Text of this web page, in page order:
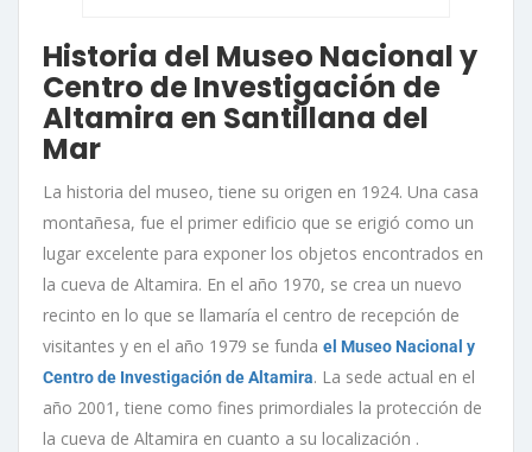
Historia del Museo Nacional y
Centro de Investigación de
Altamira en Santillana del
Mar
La historia del museo, tiene su origen en 1924. Una casa
montañesa, fue el primer edificio que se erigió como un
lugar excelente para exponer los objetos encontrados en
la cueva de Altamira. En el año 1970, se crea un nuevo
recinto en lo que se llamaría el centro de recepción de
visitantes y en el año 1979 se funda el Museo Nacional y
Centro de Investigación de Altamira. La sede actual en el
año 2001, tiene como fines primordiales la protección de
la cueva de Altamira en cuanto a su localización .